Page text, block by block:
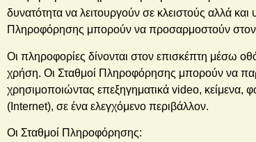
δυνατότητα να λειτουργούν σε κλειστούς αλλά και
Πληροφόρησης μπορούν να προσαρμοστούν στον
Οι πληροφορίες δίνονται στον επισκέπτη μέσω
χρήση. Οι Σταθμοί Πληροφόρησης μπορούν να
χρησιμοποιώντας επεξηγηματικά video, κείμενα,
(Internet), σε ένα ελεγχόμενο περιβάλλον.
Οι Σταθμοί Πληροφόρησης: